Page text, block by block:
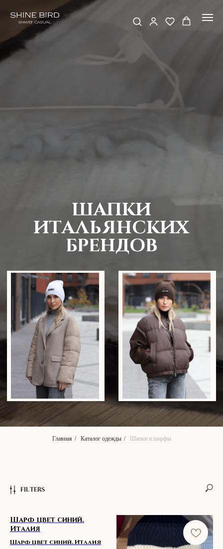
ШАПКИ
ИТАЛЬЯНСКИХ
Главная / Каталог одежды / Шапки и шарфы
FILTERS
Шарф цвет синий.
Италия
Шарф цвет синий. Италия